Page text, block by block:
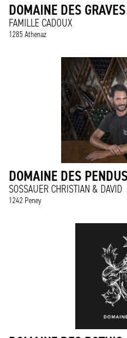
DOMAINE DES GRAVES
FAMILLE CADOUX
1285 Athenaz
DOMAINE DES PENDUS
SOSSAUER CHRISTIAN & DAVID
1242 Peney